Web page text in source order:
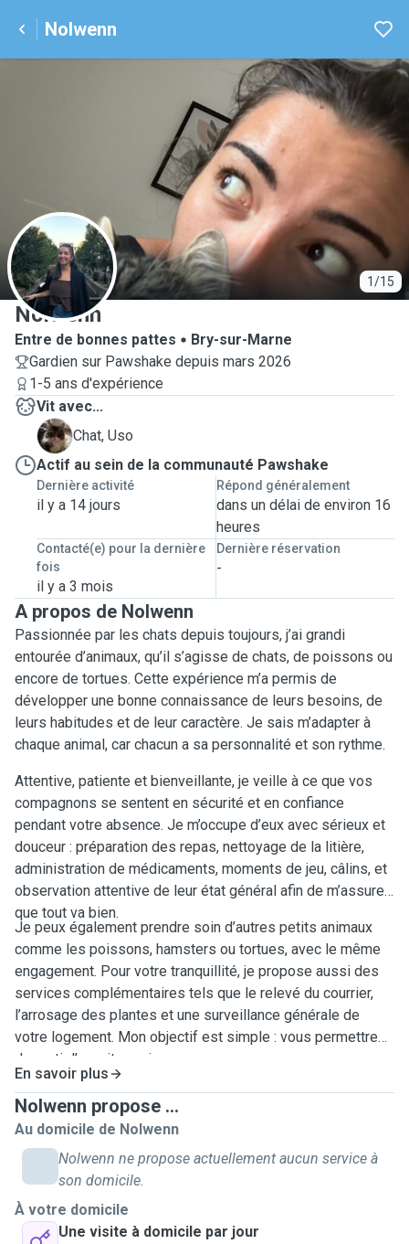
Nolwenn
1/15
N
Nolwenn
Entre de bonnes pattes
Bry-sur-Marne
Gardien sur Pawshake depuis mars 2026
1-5 ans d'expérience
Vit avec...
U
Chat, Uso
Actif au sein de la communauté Pawshake
Dernière activité
il y a 14 jours
Répond généralement
dans un délai de environ 16
heures
Contacté(e) pour la dernière
fois
il y a 3 mois
Dernière réservation
-
A propos de Nolwenn
Passionnée par les chats depuis toujours, j’ai grandi
entourée d’animaux, qu’il s’agisse de chats, de poissons ou
encore de tortues. Cette expérience m’a permis de
développer une bonne connaissance de leurs besoins, de
leurs habitudes et de leur caractère. Je sais m’adapter à
chaque animal, car chacun a sa personnalité et son rythme.
Attentive, patiente et bienveillante, je veille à ce que vos
compagnons se sentent en sécurité et en confiance
pendant votre absence. Je m’occupe d’eux avec sérieux et
douceur : préparation des repas, nettoyage de la litière,
administration de médicaments, moments de jeu, câlins, et
observation attentive de leur état général afin de m’assurer
que tout va bien.
Je peux également prendre soin d’autres petits animaux
comme les poissons, hamsters ou tortues, avec le même
engagement. Pour votre tranquillité, je propose aussi des
services complémentaires tels que le relevé du courrier,
l’arrosage des plantes et une surveillance générale de
votre logement. Mon objectif est simple : vous permettre
de partir l’esprit serein.
En savoir plus
Nolwenn propose ...
Au domicile de Nolwenn
Nolwenn ne propose actuellement aucun service à
son domicile.
À votre domicile
Une visite à domicile par jour